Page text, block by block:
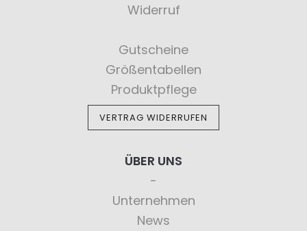
Widerruf
Gutscheine
Größentabellen
Produktpflege
VERTRAG WIDERRUFEN
ÜBER UNS
Unternehmen
News